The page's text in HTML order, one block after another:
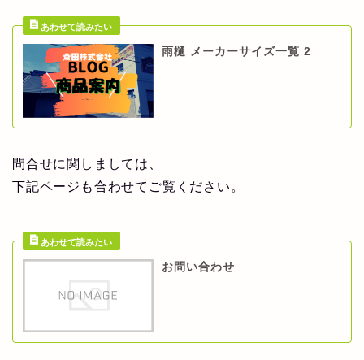
雨樋 メーカーサイズ一覧 2
問合せに関しましては、
下記ページも合わせてご覧ください。
お問い合わせ